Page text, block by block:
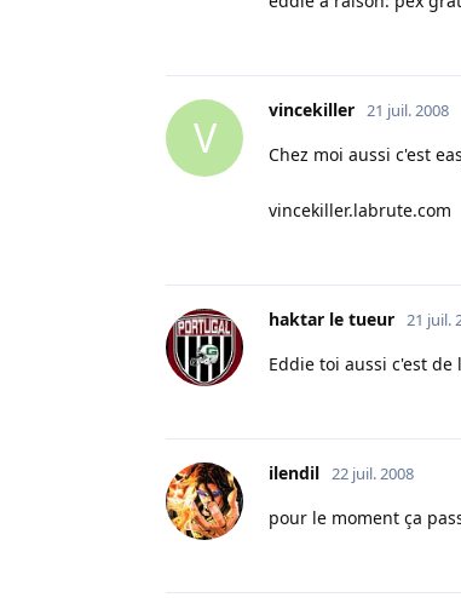
V
vincekiller 21 juil. 2008
Chez moi aussi c'est
vincekiller.labrute.com
haktar le tueur 21 juil.
Eddie toi aussi c'est de
ilendil 22 juil. 2008
pour le moment ça